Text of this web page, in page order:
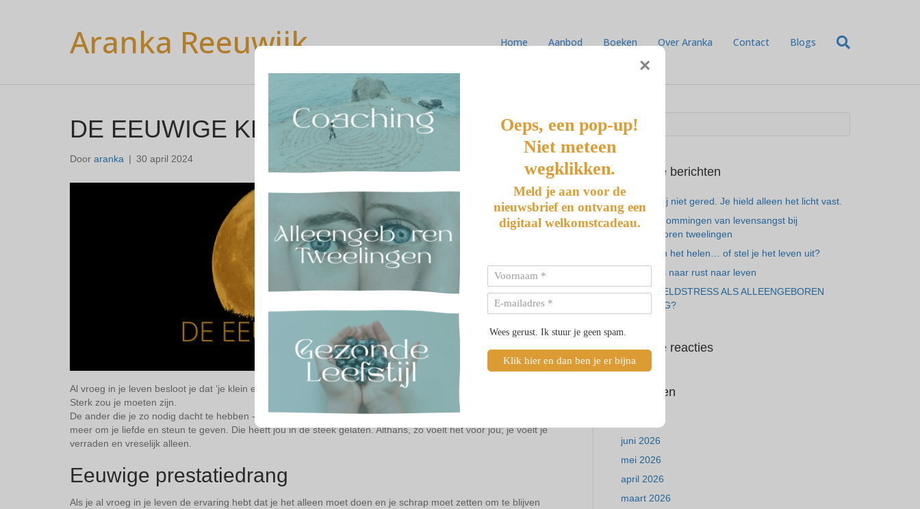
Aranka Reeuwijk Home Aanbod Boeken Over Aranka Contact Blogs
DE EEUWIGE KRIJGER
Door aranka | 30 april 2024
Al vroeg in je leven besloot je dat ‘je klein en kwetsbaar opstellen’ je niet zouden gaan redden om te overleven.
Sterk zou je moeten zijn.
De ander die je zo nodig dacht te hebben -in het geval van alleengeboren tweelingen hun tweelinghelft-, is er niet
meer om je liefde en steun te geven. Die heeft jou in de steek gelaten. Althans, zo voelt het voor jou; je voelt je
verraden en vreselijk alleen.
Eeuwige prestatiedrang
Als je al vroeg in je leven de ervaring hebt dat je het alleen moet doen en je schrap moet zetten om te blijven
Recente berichten
Je hebt mij niet gered. Je hield alleen het licht vast.
De 7 vermommingen van levensangst bij
alleengeboren tweelingen
Ben je aan het helen… of stel je het leven uit?
Van gemis naar rust naar leven
ALTIJD GELDSTRESS ALS ALLEENGEBOREN
TWEELING?
Recente reacties
Archieven
juni 2026
mei 2026
april 2026
maart 2026
×
Oeps, een pop-up!
Niet meteen
wegklikken.
Meld je aan voor de
nieuwsbrief en ontvang een
digitaal welkomstcadeau.
Wees gerust. Ik stuur je geen spam.
Klik hier en dan ben je er bijna